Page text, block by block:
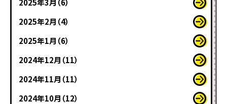
2025年3月（6）
2025年2月（4）
2025年1月（6）
2024年12月（11）
2024年11月（11）
2024年10月（12）